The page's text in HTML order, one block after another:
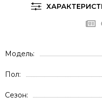
Модель
Пол
Сезон